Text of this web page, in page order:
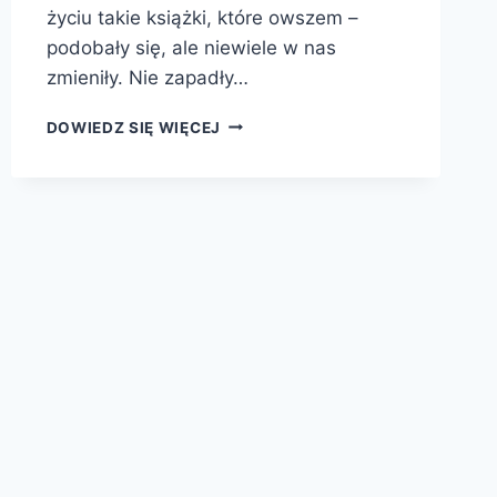
życiu takie książki, które owszem –
podobały się, ale niewiele w nas
zmieniły. Nie zapadły…
DOWIEDZ SIĘ WIĘCEJ DLACZEGO?